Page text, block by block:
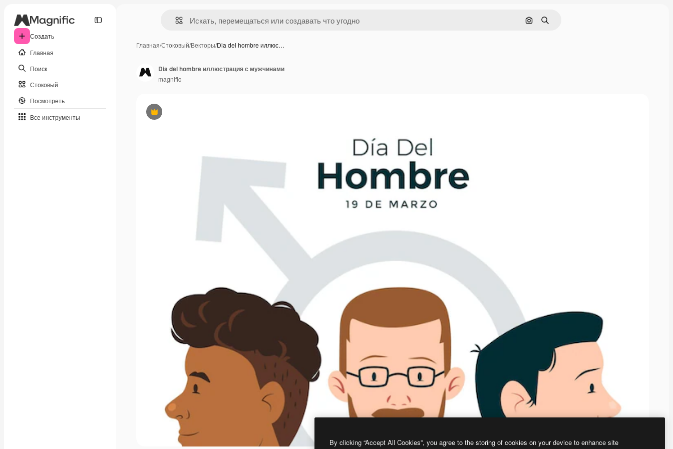
Создать
Главная
Поиск
Стоковый
Посмотреть
Все инструменты
Поиск по изображению
Поиск
Главная/Стоковый/Векторы/Dia del hombre иллюс…
Премиум
Dia del hombre иллюстрация с мужчинами
magnific
By clicking “Accept All Cookies”, you agree to the storing of cookies on your device to enhance site